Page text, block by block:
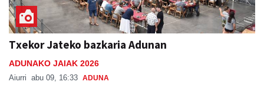
Txekor Jateko bazkaria Adunan
ADUNAKO JAIAK 2026
Aiurri abu 09, 16:33 ADUNA